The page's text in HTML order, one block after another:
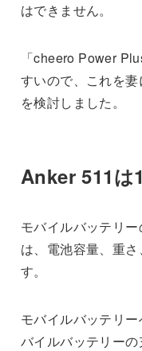
はできません。
「cheero Power
すいので、これを
を検討しました。
Anker 511は
モバイルバッテリ
は、電池容量、重
す。
モバイルバッテリ
バイルバッテリー